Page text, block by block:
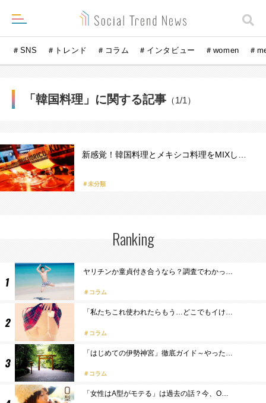
＃SNS ＃トレンド ＃コラム ＃インタビュー ＃women ＃
「韓国料理」に関する記事 （1/1）
新感覚！韓国料理とメキシコ料理をMIXし…
＃未分類
Ranking
ヤリチンか童貞付き合うなら？調査でわかっ…
コラム
「私たちこれ使われたらもう…どこでもイけ…
コラム
「はじめての伊勢神宮」徹底ガイド～やった…
コラム
「女性はA型がモテる」は過去の話？今、O…